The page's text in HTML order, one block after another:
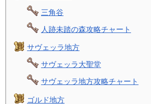
三角谷
人跡未踏の森攻略チャート
サヴェッラ地方
サヴェッラ大聖堂
サヴェッラ地方攻略チャート
ゴルド地方